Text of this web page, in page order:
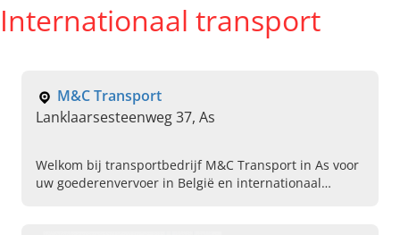
Internationaal transport
M&C Transport
Lanklaarsesteenweg 37, As
Welkom bij transportbedrijf M&C Transport in As voor
uw goederenvervoer in België en internationaal